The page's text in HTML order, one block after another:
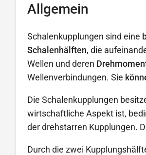
Allgemein
Schalenkupplungen sind eine
Schalenhälften, die
Wellen und deren
Wellenverbindungen. Sie
Die Schalenkupplungen
wirtschaftliche Aspekt ist,
der drehstarren Kupplungen.
Durch die zwei